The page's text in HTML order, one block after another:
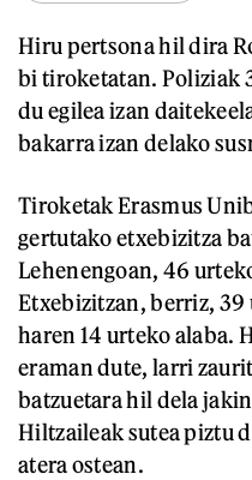
Hiru pertsona hil dira
bi tiroketatan. Poliziak
du egilea izan
bakarra izan delako
Tiroketak Erasmus
gertutako etxebizitza
Lehenengoan, 46
Etxebizitzan, berriz, 39
haren 14 urteko alaba.
eraman dute, larri
batzuetara hil dela
Hiltzaileak sutea piztu
atera ostean.